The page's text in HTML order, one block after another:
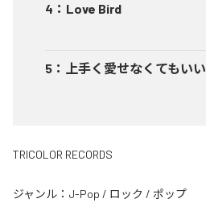
4 ： Love Bird
5 ： 上手く愛せなくてもいい
TRICOLOR RECORDS
ジャンル： J-Pop / ロック / ポップ